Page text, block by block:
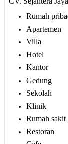
Rumah
Apartemen
Villa
Hotel
Kantor
Gedung
Sekolah
Klinik
Rumah sakit
Restoran